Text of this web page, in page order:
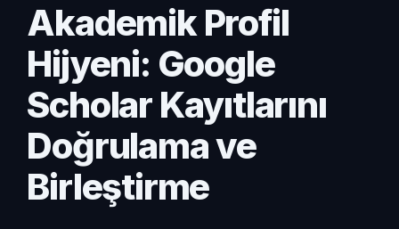
Akademik Profil
Hijyeni: Google
Scholar Kayıtlarını
Doğrulama ve
Birleştirme